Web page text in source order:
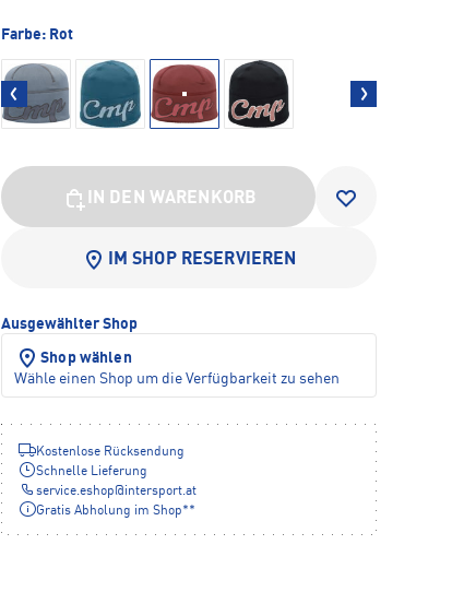
Farbe: Rot
IN DEN WARENKORB
IM SHOP RESERVIEREN
Ausgewählter Shop
Shop wählen
Wähle einen Shop um die Verfügbarkeit zu sehen
Kostenlose Rücksendung
Schnelle Lieferung
service.eshop@intersport.at
Gratis Abholung im Shop**